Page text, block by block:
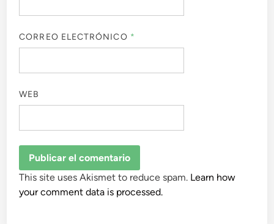
CORREO ELECTRÓNICO *
WEB
This site uses Akismet to reduce spam. Learn how
your comment data is processed.